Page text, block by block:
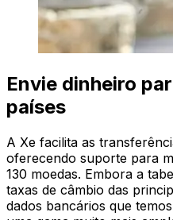
Envie dinheiro
países
A Xe facilita as
oferecendo suporte para
130 moedas. Embora a
taxas de câmbio das
dados bancários que